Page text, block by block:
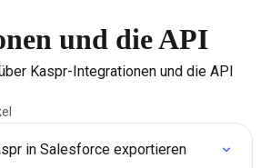
und die API
Kaspr-Integrationen und die API
in Salesforce exportieren